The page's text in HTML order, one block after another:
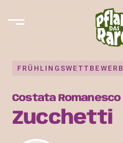
FRÜHLINGSWETTBEWERB
Costata Romanesco
Zucchetti